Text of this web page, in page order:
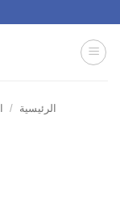
الرئيسية /